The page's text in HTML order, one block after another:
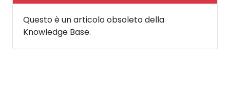
Questo è un articolo obsoleto della
Knowledge Base.